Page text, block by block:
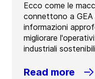
Ecco come le
connettono a
informazioni
migliorare
industriali
Read more